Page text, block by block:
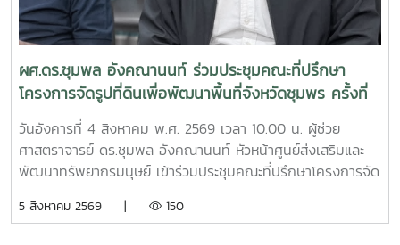
ผศ.ดร.ชุมพล อังคณานนท์ ร่วมประชุมคณะที่ปรึกษา
โครงการจัดรูปที่ดินเพื่อพัฒนาพื้นที่จังหวัดชุมพร ครั้งที่
2/2569
วันอังคารที่ 4 สิงหาคม พ.ศ. 2569 เวลา 10.00 น. ผู้ช่วย
ศาสตราจารย์ ดร.ชุมพล อังคณานนท์ หัวหน้าศูนย์ส่งเสริมและ
พัฒนาทรัพยากรมนุษย์ เข้าร่วมประชุมคณะที่ปรึกษาโครงการจัด
รวม สาย ก3 และ ก4ในเขตผังเมืองรวมชุมชนปากน้ำหลังสวน
5 สิงหาคม 2569 | 150